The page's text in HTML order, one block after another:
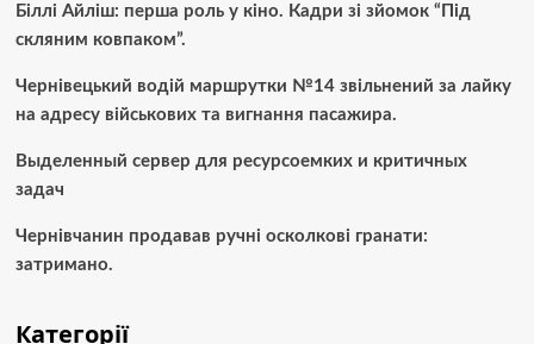
Біллі Айліш: перша роль у кіно. Кадри зі зйомок “Під
скляним ковпаком”.
Чернівецький водій маршрутки №14 звільнений за лайку
на адресу військових та вигнання пасажира.
Выделенный сервер для ресурсоемких и критичных
задач
Чернівчанин продавав ручні осколкові гранати:
затримано.
Категорії